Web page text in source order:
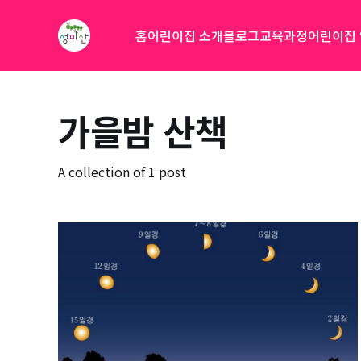
홈어린이집 소개블로그교육과정어린이집
가을밤 산책
A collection of 1 post